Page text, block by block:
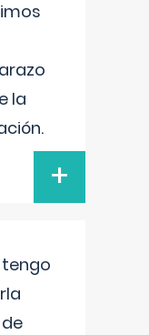
la
+
tengo